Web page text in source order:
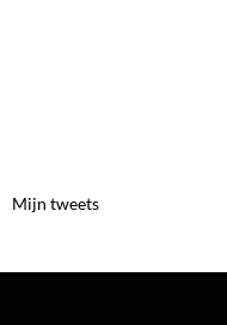
Mijn tweets